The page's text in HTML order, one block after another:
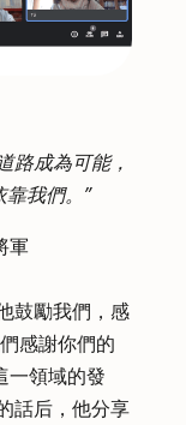
路成為可能，
我們。”
軍
鼓勵我們，感
感謝你們的
一領域的發
話后，他分享